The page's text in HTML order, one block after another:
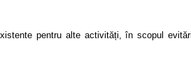
pentru alte activități, în scopul